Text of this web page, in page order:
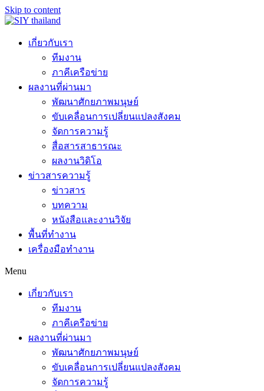
Skip to content
เกี่ยวกับเรา
ทีมงาน
ภาคีเครือข่าย
ผลงานที่ผ่านมา
พัฒนาศักยภาพมนุษย์
ขับเคลื่อนการเปลี่ยนแปลงสังคม
จัดการความรู้
สื่อสารสาธารณะ
ผลงานวิดิโอ
ข่าวสารความรู้
ข่าวสาร
บทความ
หนังสือและงานวิจัย
พื้นที่ทำงาน
เครื่องมือทำงาน
Menu
เกี่ยวกับเรา
ทีมงาน
ภาคีเครือข่าย
ผลงานที่ผ่านมา
พัฒนาศักยภาพมนุษย์
ขับเคลื่อนการเปลี่ยนแปลงสังคม
จัดการความรู้